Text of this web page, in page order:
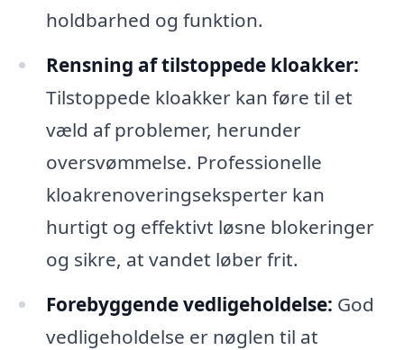
holdbarhed og funktion.
Rensning af tilstoppede kloakker:
Tilstoppede kloakker kan føre til et
væld af problemer, herunder
oversvømmelse. Professionelle
kloakrenoveringseksperter kan
hurtigt og effektivt løsne blokeringer
og sikre, at vandet løber frit.
Forebyggende vedligeholdelse: God
vedligeholdelse er nøglen til at